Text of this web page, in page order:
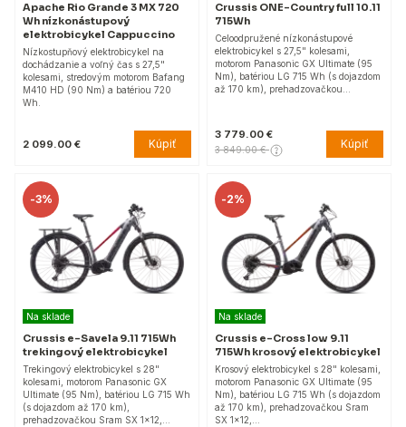
Apache Rio Grande 3 MX 720
Wh nízkonástupový
elektrobicykel Cappuccino
Nízkostupňový elektrobicykel na
dochádzanie a voľný čas s 27,5"
kolesami, stredovým motorom Bafang
M410 HD (90 Nm) a batériou 720
Wh.
2 099.00 € Kúpiť
Crussis ONE-Country full 10.11
715Wh
Celoodpružené nízkonástupové
elektrobicykel s 27,5" kolesami,
motorom Panasonic GX Ultimate (95
Nm), batériou LG 715 Wh (s dojazdom
až 170 km), prehadzovačkou…
3 779.00 €
3 849.00 € Kúpiť
-3%
Na sklade
Crussis e-Savela 9.11 715Wh
trekingový elektrobicykel
Trekingový elektrobicykel s 28"
kolesami, motorom Panasonic GX
Ultimate (95 Nm), batériou LG 715 Wh
(s dojazdom až 170 km),
prehadzovačkou Sram SX 1x12,…
-2%
Na sklade
Crussis e-Cross low 9.11
715Wh krosový elektrobicykel
Krosový elektrobicykel s 28" kolesami,
motorom Panasonic GX Ultimate (95
Nm), batériou LG 715 Wh (s dojazdom
až 170 km), prehadzovačkou Sram
SX 1x12,…